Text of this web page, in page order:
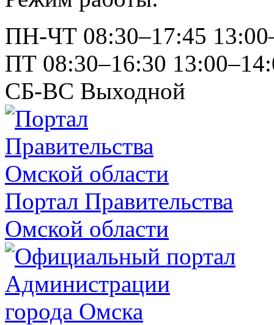
ПН-ЧТ 08:30–17:45
ПТ 08:30–16:30
СБ-ВС Выходной
Портал Правительства
Омской области